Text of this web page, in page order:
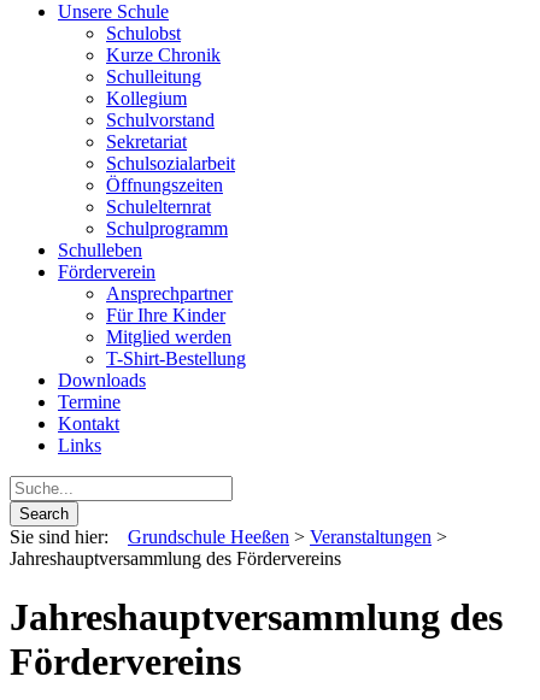
Unsere Schule
Schulobst
Kurze Chronik
Schulleitung
Kollegium
Schulvorstand
Sekretariat
Schulsozialarbeit
Öffnungszeiten
Schulelternrat
Schulprogramm
Schulleben
Förderverein
Ansprechpartner
Für Ihre Kinder
Mitglied werden
T-Shirt-Bestellung
Downloads
Termine
Kontakt
Links
Sie sind hier: Grundschule Heeßen > Veranstaltungen >
Jahreshauptversammlung des Fördervereins
Jahreshauptversammlung des
Fördervereins